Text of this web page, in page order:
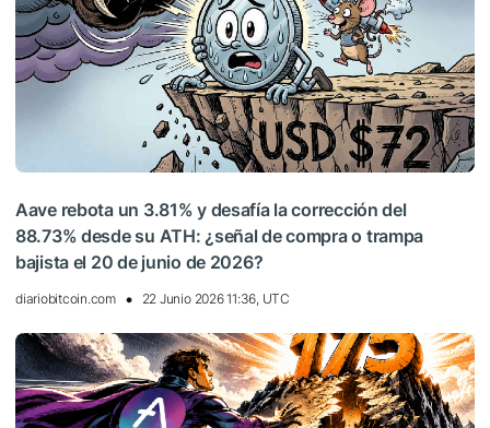
Aave rebota un 3.81% y desafía la corrección del
88.73% desde su ATH: ¿señal de compra o trampa
bajista el 20 de junio de 2026?
diariobitcoin.com 22 Junio 2026 11:36, UTC